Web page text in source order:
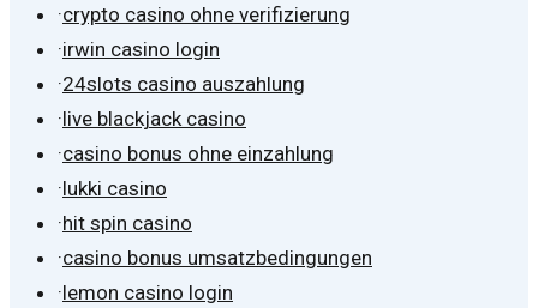
·crypto casino ohne verifizierung
·irwin casino login
·24slots casino auszahlung
·live blackjack casino
·casino bonus ohne einzahlung
·lukki casino
·hit spin casino
·casino bonus umsatzbedingungen
·lemon casino login